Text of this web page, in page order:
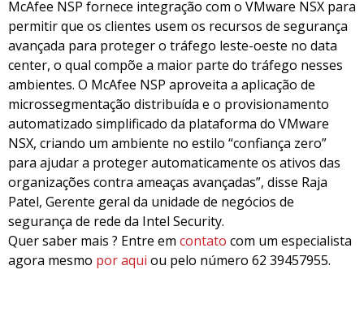
McAfee NSP fornece integração com o VMware NSX para
permitir que os clientes usem os recursos de segurança
avançada para proteger o tráfego leste-oeste no data
center, o qual compõe a maior parte do tráfego nesses
ambientes. O McAfee NSP aproveita a aplicação de
microssegmentação distribuída e o provisionamento
automatizado simplificado da plataforma do VMware
NSX, criando um ambiente no estilo “confiança zero”
para ajudar a proteger automaticamente os ativos das
organizações contra ameaças avançadas”, disse Raja
Patel, Gerente geral da unidade de negócios de
segurança de rede da Intel Security.
Quer saber mais ? Entre em contato com um especialista
agora mesmo por aqui ou pelo número 62 39457955.